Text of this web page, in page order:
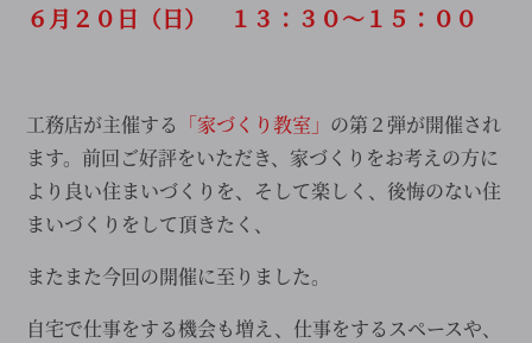
６月２０日（日） １３：３０～１５：００
工務店が主催する 「家づくり教室」 の第２弾が開催され
ます。前回ご好評をいただき、家づくりをお考えの方に
より良い住まいづくりを、そして楽しく、後悔のない住
まいづくりをして頂きたく、
またまた今回の開催に至りました。
自宅で仕事をする機会も増え、仕事をするスペースや、